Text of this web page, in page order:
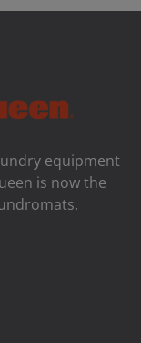
equipment
is now the